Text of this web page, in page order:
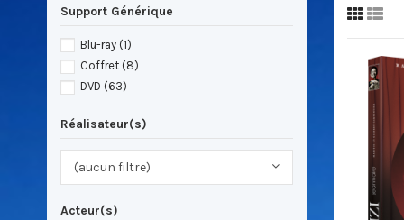
Support Générique
Blu-ray (1)
Coffret (8)
DVD (63)
Réalisateur(s)
(aucun filtre)
Acteur(s)